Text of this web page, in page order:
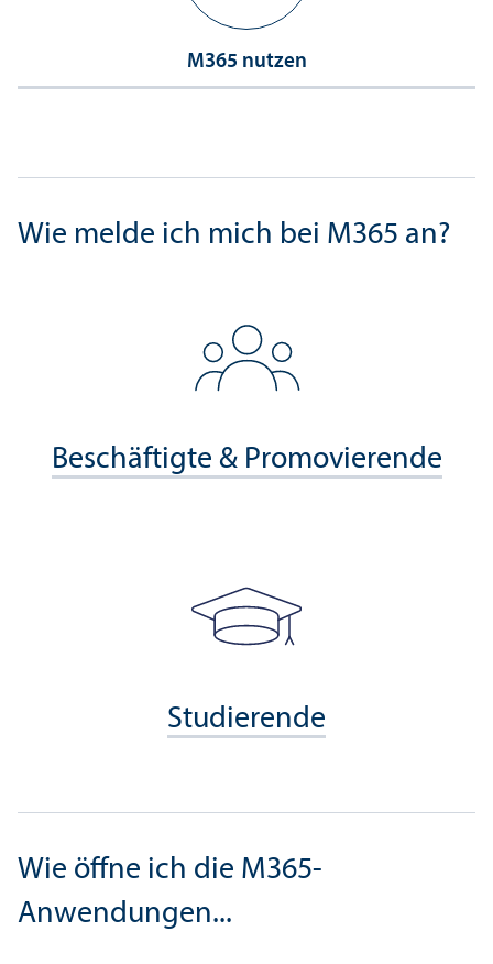
M365 nutzen
Wie melde ich mich bei M365 an?
Beschäftigte & Promovierende
Studierende
Wie öffne ich die M365-
Anwendungen...